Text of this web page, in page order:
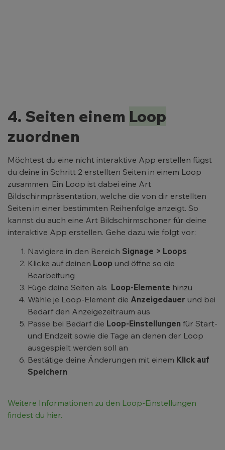
4. Seiten einem Loop
zuordnen
Möchtest du eine nicht interaktive App erstellen fügst
du deine in Schritt 2 erstellten Seiten in einem Loop
zusammen. Ein Loop ist dabei eine Art
Bildschirmpräsentation, welche die von dir erstellten
Seiten in einer bestimmten Reihenfolge anzeigt. So
kannst du auch eine Art Bildschirmschoner für deine
interaktive App erstellen. Gehe dazu wie folgt vor:
Navigiere in den Bereich Signage > Loops
Klicke auf deinen Loop und öffne so die
Bearbeitung
Füge deine Seiten als Loop-Elemente hinzu
Wähle je Loop-Element die Anzeigedauer und bei
Bedarf den Anzeigezeitraum aus
Passe bei Bedarf die Loop-Einstellungen für Start-
und Endzeit sowie die Tage an denen der Loop
ausgespielt werden soll an
Bestätige deine Änderungen mit einem Klick auf
Speichern
Weitere Informationen zu den Loop-Einstellungen
findest du hier.